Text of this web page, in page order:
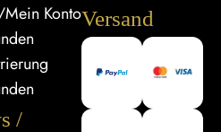
Konto
/
Versand